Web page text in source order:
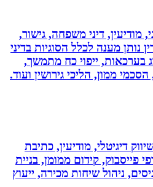
מודיעין, דיני משפחה, גישור,
מענה לכלל הסוגיות בדיני
ייפוי כח מתמשך,
ממון, הליכי גירושין ועוד.
דיגיטלי, מודיעין, כתיבת
קידום ממומן, בניית
ניהול שיחות מכירה, ייעוץ